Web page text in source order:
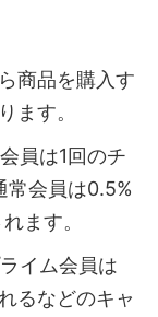
商品を購入す
ます。
員は1回のチ
常会員は0.5%
ます。
イム会員は
るなどのキャ